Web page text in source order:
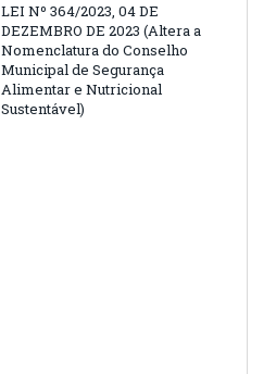
LEI Nº 364/2023, 04 DE
DEZEMBRO DE 2023 (Altera a
Nomenclatura do Conselho
Municipal de Segurança
Alimentar e Nutricional
Sustentável)